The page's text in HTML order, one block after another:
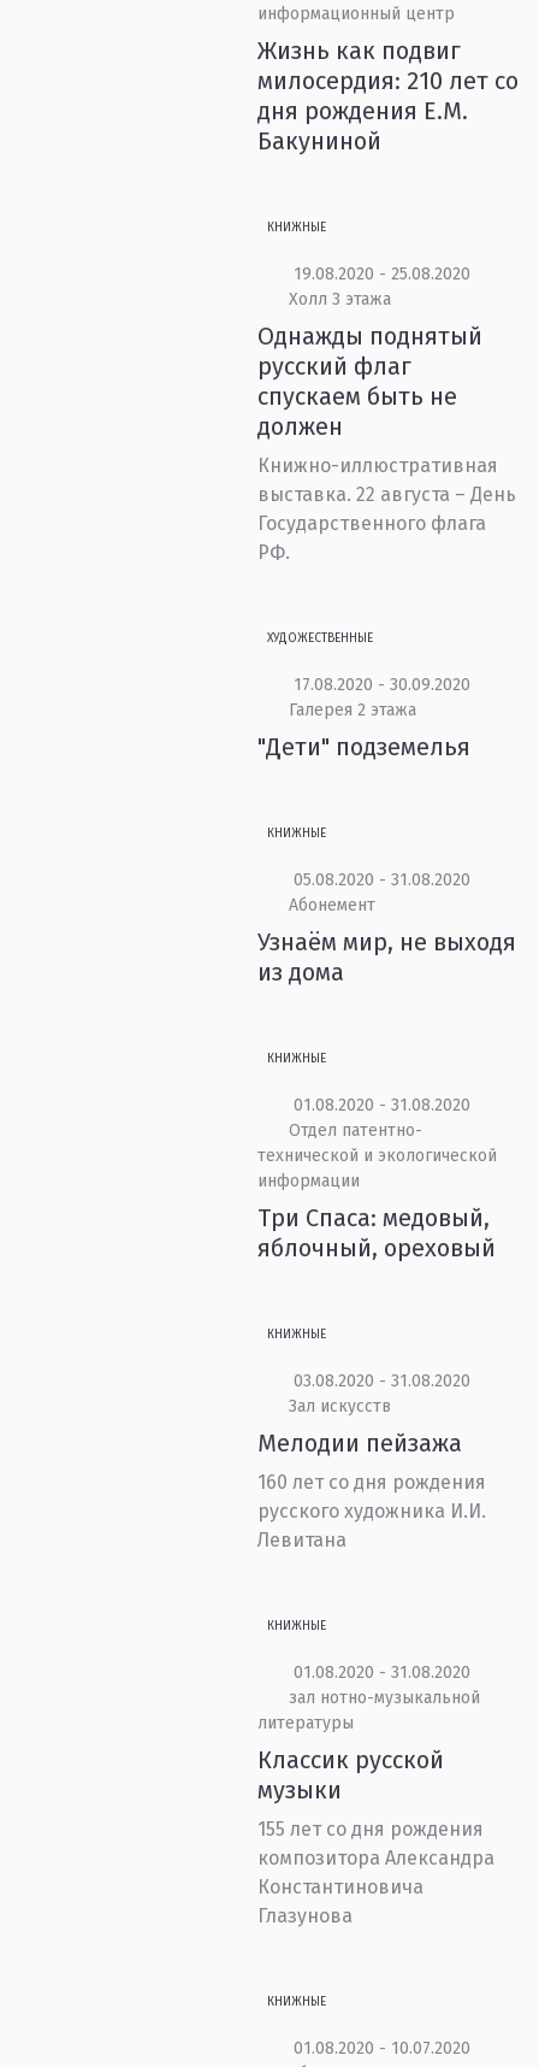
информационный центр
Жизнь как подвиг
милосердия: 210 лет со
дня рождения Е.М.
Бакуниной
КНИЖНЫЕ
19.08.2020 - 25.08.2020
Холл 3 этажа
Однажды поднятый
русский флаг
спускаем быть не
должен
Книжно-иллюстративная
выставка. 22 августа – День
Государственного флага
РФ.
ХУДОЖЕСТВЕННЫЕ
17.08.2020 - 30.09.2020
Галерея 2 этажа
"Дети" подземелья
КНИЖНЫЕ
05.08.2020 - 31.08.2020
Абонемент
Узнаём мир, не выходя
из дома
КНИЖНЫЕ
01.08.2020 - 31.08.2020
Отдел патентно-
технической и экологической
информации
Три Спаса: медовый,
яблочный, ореховый
КНИЖНЫЕ
03.08.2020 - 31.08.2020
Зал искусств
Мелодии пейзажа
160 лет со дня рождения
русского художника И.И.
Левитана
КНИЖНЫЕ
01.08.2020 - 31.08.2020
зал нотно-музыкальной
литературы
Классик русской
музыки
155 лет со дня рождения
композитора Александра
Константиновича
Глазунова
КНИЖНЫЕ
01.08.2020 - 10.07.2020